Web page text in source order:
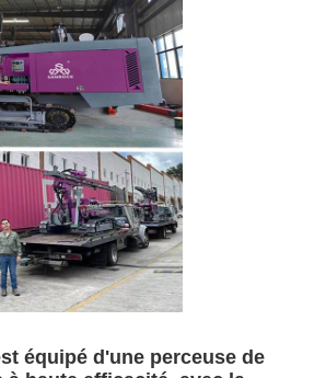
SOUMETTRE
équipé d'une perceuse de